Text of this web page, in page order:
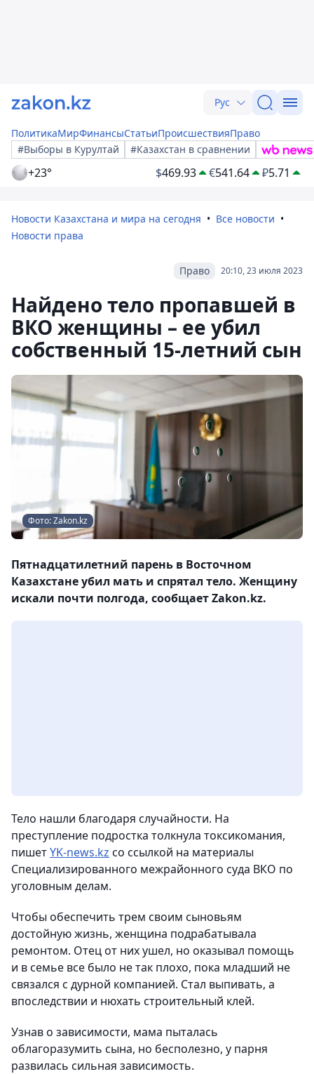
Рус
ПолитикаМирФинансыСтатьиПроисшествияПраво
#Выборы в Курултай
#Казахстан в сравнении
+23° $469.93 €541.64 ₽5.71
Новости Казахстана и мира на сегодня
Все новости
Новости права
20:10, 23 июля 2023
Право
Найдено тело пропавшей в
ВКО женщины – ее убил
собственный 15-летний сын
Фото: Zakon.kz
Пятнадцатилетний парень в Восточном
Казахстане убил мать и спрятал тело. Женщину
искали почти полгода, сообщает Zakon.kz.
Тело нашли благодаря случайности. На
преступление подростка толкнула токсикомания,
пишетYK-news.kz со ссылкой на материалы
Специализированного межрайонного суда ВКО по
уголовным делам.
Чтобы обеспечить трем своим сыновьям
достойную жизнь, женщина подрабатывала
ремонтом. Отец от них ушел, но оказывал помощь
и в семье все было не так плохо, пока младший не
связался с дурной компанией. Стал выпивать, а
впоследствии и нюхать строительный клей.
Узнав о зависимости, мама пыталась
облагоразумить сына, но бесполезно, у парня
развилась сильная зависимость.